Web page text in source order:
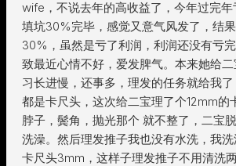
wife，不说去年的高收益了，今年过完
填坑30%完毕，感觉又意气风发了，结
30%，虽然是亏了利润，利润还没有亏
致最近心情不好，爱发脾气。本来她给
习长进慢，还事多，理发的任务就给我
都是卡尺头，这次给二宝理了个12mm的
脖子，鬓角，抛光那个 就不整了，二宝
洗澡。然后理发推子我也没有水洗，我
卡尺头3mm，这样子理发推子不用清洗两